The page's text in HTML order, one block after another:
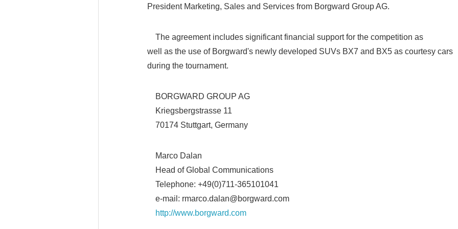
President Marketing, Sales and Services from Borgward Group AG.
The agreement includes significant financial support for the competition as
well as the use of Borgward's newly developed SUVs BX7 and BX5 as courtesy cars
during the tournament.
BORGWARD GROUP AG
Kriegsbergstrasse 11
70174 Stuttgart, Germany
Marco Dalan
Head of Global Communications
Telephone: +49(0)711-365101041
e-mail: rmarco.dalan@borgward.com
http://www.borgward.com
English